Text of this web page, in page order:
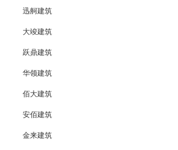
迅舸建筑
大竣建筑
跃鼎建筑
华领建筑
佰大建筑
安佰建筑
金来建筑